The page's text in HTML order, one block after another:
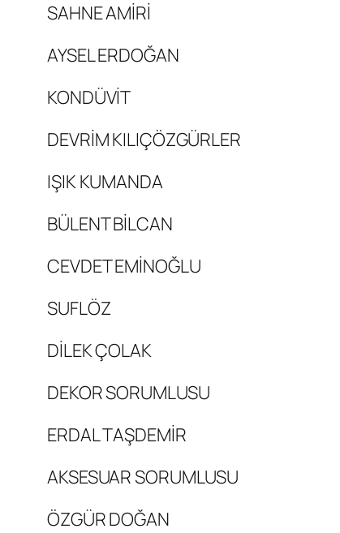
SAHNE AMİRİ
AYSEL ERDOĞAN
KONDÜVİT
DEVRİM KILIÇÖZGÜRLER
IŞIK KUMANDA
BÜLENT BİLCAN
CEVDET EMİNOĞLU
SUFLÖZ
DİLEK ÇOLAK
DEKOR SORUMLUSU
ERDAL TAŞDEMİR
AKSESUAR SORUMLUSU
ÖZGÜR DOĞAN